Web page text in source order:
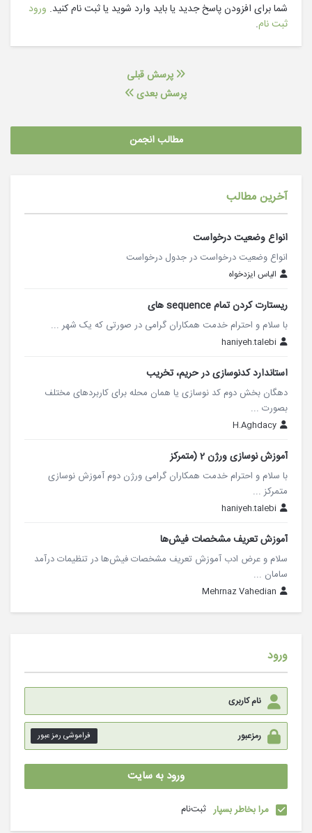
شما برای افزودن پاسخ جدید یا باید وارد شوید یا ثبت نام کنید. ورود
ثبت نام.
پرسش قبلی
پرسش بعدی
مطالب انجمن
آخرین مطالب
انواع وضعیت درخواست
انواع وضعیت درخواست در جدول درخواست
الیاس ایزدخواه
ریستارت کردن تمام sequence های
با سلام و احترام خدمت همکاران گرامی در صورتی که یک شهر ...
haniyeh.talebi
استاندارد کدنوسازی در حریم، تخریب
دهگان بخش دوم کد نوسازی یا همان محله برای کاربردهای مختلف
بصورت ...
H.Aghdacy
آموزش نوسازی ورژن 2 (متمرکز
با سلام و احترام خدمت همکاران گرامی ورژن دوم آموزش نوسازی
متمرکز ...
haniyeh.talebi
آموزش تعریف مشخصات فیش‌ها
سلام و عرض ادب آموزش تعریف مشخصات فیش‌ها در تنظیمات درآمد
سامان ...
Mehrnaz Vahedian
ورود
فراموشی رمز عبور
مرا بخاطر بسپار ثبت‌نام